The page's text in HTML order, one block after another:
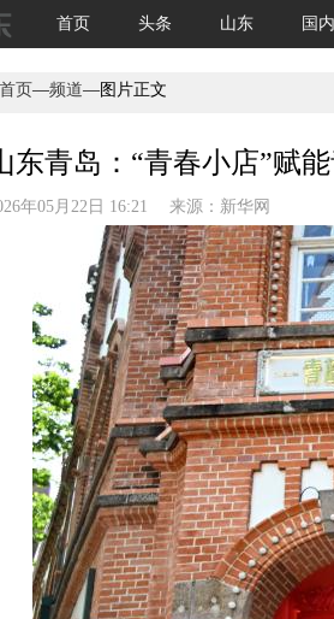
首页 头条 山东 国内
首页—频道—图片正文
东青岛：“青春小店”赋
年05月22日 16:21 来源： 新华网